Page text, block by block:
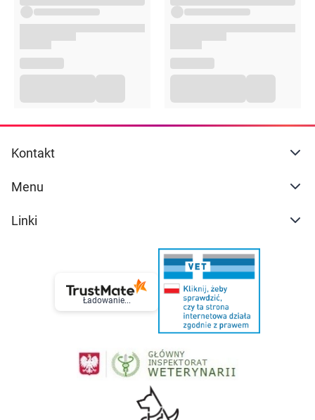
Kontakt
Menu
Linki
Ładowanie...